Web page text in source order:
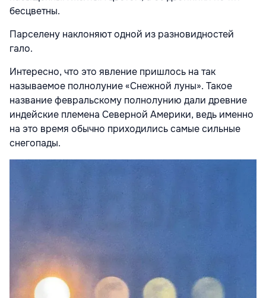
бесцветны.
Парселену наклоняют одной из разновидностей
гало.
Интересно, что это явление пришлось на так
называемое полнолуние «Снежной луны». Такое
название февральскому полнолунию дали древние
индейские племена Северной Америки, ведь именно
на это время обычно приходились самые сильные
снегопады.